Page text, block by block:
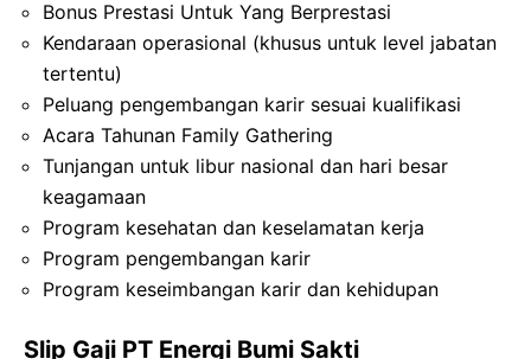
Bonus Prestasi Untuk Yang Berprestasi
Kendaraan operasional (khusus untuk level jabatan
tertentu)
Peluang pengembangan karir sesuai kualifikasi
Acara Tahunan Family Gathering
Tunjangan untuk libur nasional dan hari besar
keagamaan
Program kesehatan dan keselamatan kerja
Program pengembangan karir
Program keseimbangan karir dan kehidupan
Slip Gaji PT Energi Bumi Sakti